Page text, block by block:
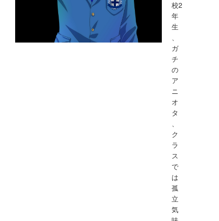
校2
年
生
、
ガ
チ
の
ア
ニ
オ
タ
、
ク
ラ
ス
で
は
孤
立
気